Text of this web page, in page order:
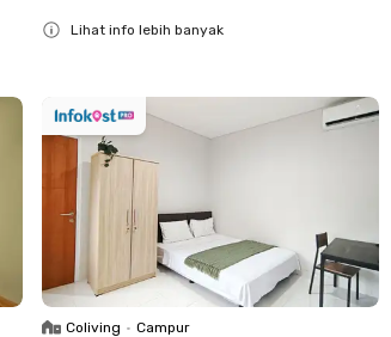
Lihat info lebih banyak
Coliving • Campur